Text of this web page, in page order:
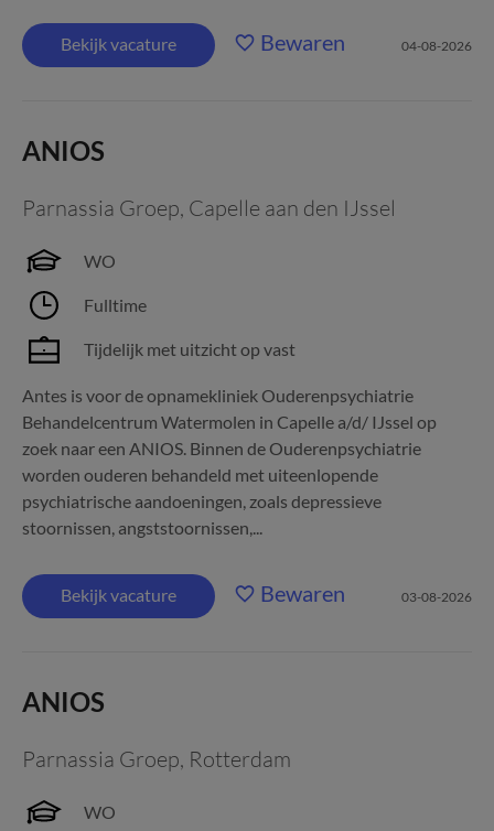
Bekijk vacature Bewaren 04-08-2026
ANIOS
Parnassia Groep, Capelle aan den IJssel
WO
Fulltime
Tijdelijk met uitzicht op vast
Antes is voor de opnamekliniek Ouderenpsychiatrie
Behandelcentrum Watermolen in Capelle a/d/ IJssel op
zoek naar een ANIOS. Binnen de Ouderenpsychiatrie
worden ouderen behandeld met uiteenlopende
psychiatrische aandoeningen, zoals depressieve
stoornissen, angststoornissen,...
Bekijk vacature Bewaren 03-08-2026
ANIOS
Parnassia Groep, Rotterdam
WO